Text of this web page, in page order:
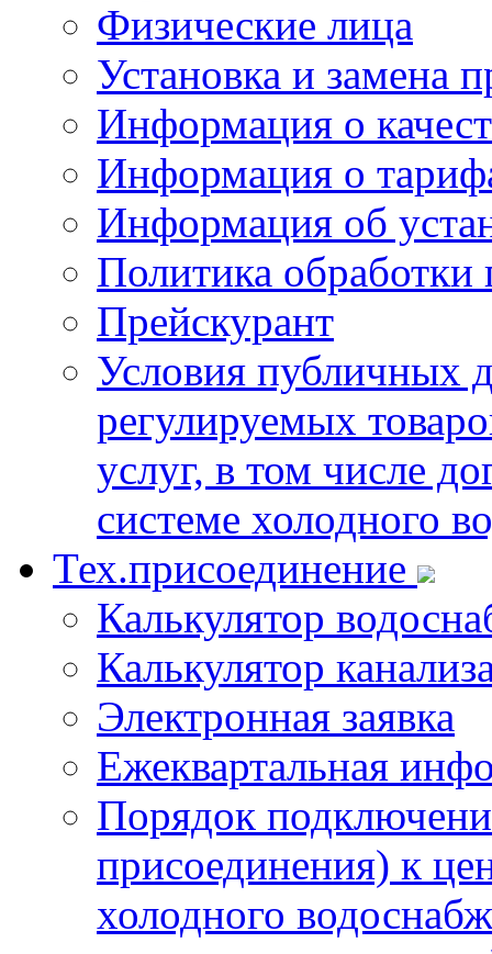
Физические лица
Установка и замена
Информация о
Информация о
Информация об
Политика
Прейскурант
Условия публичных
регулируемых
услуг, в том числе
системе холодного
Тех.присоединение
Калькулятор
Калькулятор
Электронная заявка
Ежеквартальная
Порядок
присоединения) к
холодного